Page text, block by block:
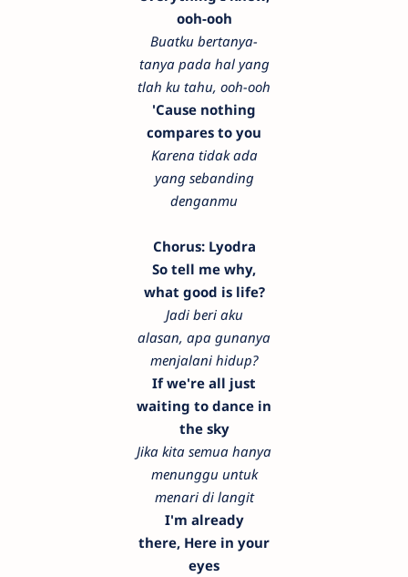
ooh-ooh
Buatku bertanya-
tanya pada hal yang
tlah ku tahu, ooh-ooh
'Cause nothing
compares to you
Karena tidak ada
yang sebanding
denganmu
Chorus: Lyodra
So tell me why,
what good is life?
Jadi beri aku
alasan, apa gunanya
menjalani hidup?
If we're all just
waiting to dance in
the sky
Jika kita semua hanya
menunggu untuk
menari di langit
I'm already
there, Here in your
eyes